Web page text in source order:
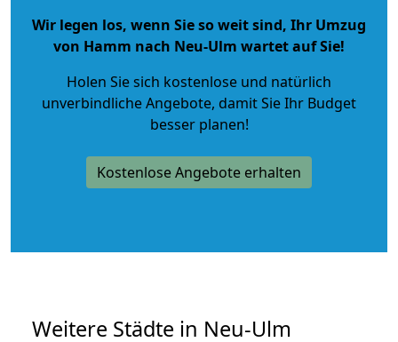
Wir legen los, wenn Sie so weit sind, Ihr Umzug
von Hamm nach Neu-Ulm wartet auf Sie!
Holen Sie sich kostenlose und natürlich
unverbindliche Angebote, damit Sie Ihr Budget
besser planen!
Kostenlose Angebote erhalten
Weitere Städte in Neu-Ulm